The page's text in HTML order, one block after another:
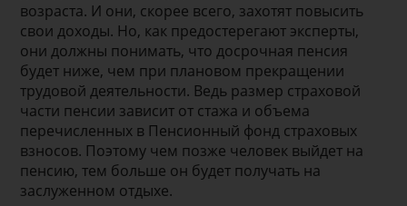
возраста. И они, скорее всего, захотят повысить
свои доходы. Но, как предостерегают эксперты,
они должны понимать, что досрочная пенсия
будет ниже, чем при плановом прекращении
трудовой деятельности. Ведь размер страховой
части пенсии зависит от стажа и объема
перечисленных в Пенсионный фонд страховых
взносов. Поэтому чем позже человек выйдет на
пенсию, тем больше он будет получать на
заслуженном отдыхе.